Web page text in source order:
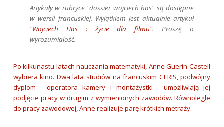
Artykuły w rubryce "dossier wojciech has" są dostępne
w wersji francuskiej. Wyjątkiem jest aktualnie artykuł
"Wojciech Has : życie dla filmu". Proszę o
wyrozumiałość.
Po kilkunastu latach nauczania matematyki, Anne Guerin-Castell
wybiera kino. Dwa lata studiów na francuskim CERIS, podwójny
dyplom - operatora kamery i montażystki - umożliwiają jej
podjęcie pracy w drugim z wymienionych zawodów. Równolegle
do pracy zawodowej, Anne realizuje parę krótkich metraży.